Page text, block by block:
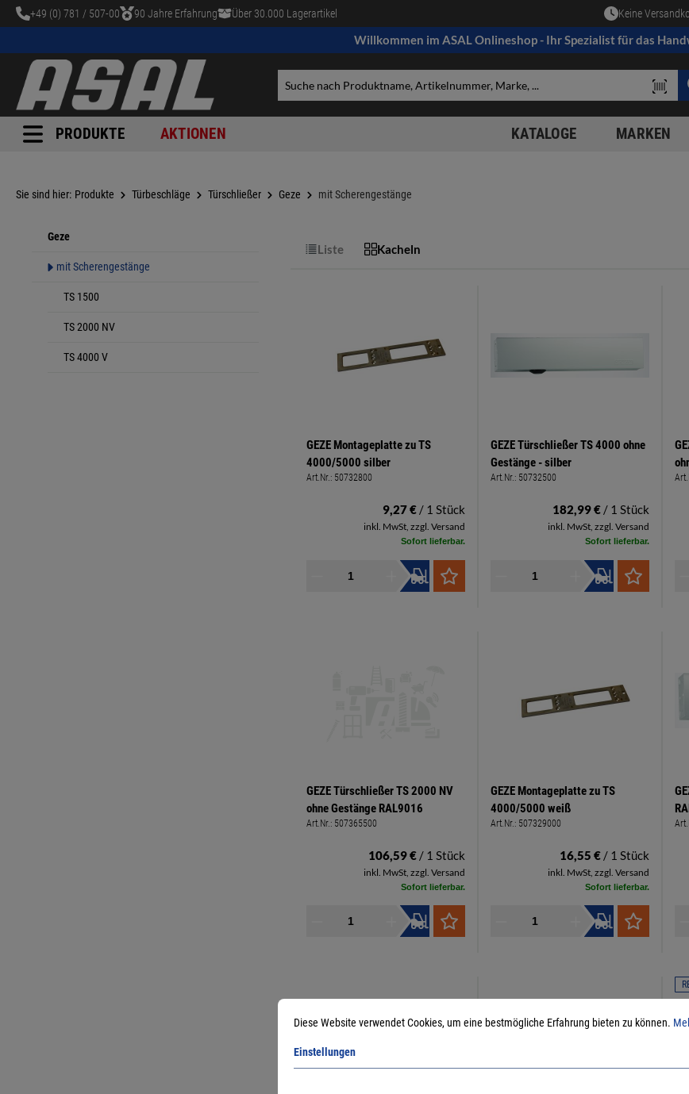
springen
+49 (0) 781 / 507-00 90 Jahre Erfahrung Über 30.000 Lagerartikel Keine
Willkommen im ASAL Onlineshop - Ihr Spezialist für das
PRODUKTE AKTIONEN KATALOGE MARKEN
Sie sind hier: Produkte Türbeschläge Türschließer Geze mit Scherengestänge
Geze
mit Scherengestänge
TS 1500
TS 2000 NV
TS 4000 V
Liste Kacheln
GEZE Montageplatte zu TS
4000/5000 silber
Art.Nr.: 50732800
9,27 € / 1 Stück
inkl. MwSt, zzgl. Versand
Sofort lieferbar.
GEZE Türschließer TS 4000 ohne
Gestänge - silber
Art.Nr.: 50732500
182,99 € / 1 Stück
inkl. MwSt, zzgl. Versand
Sofort lieferbar.
GEZE Türschließer TS 2000 NV
ohne Gestänge RAL9016
Art.Nr.: 507365500
106,59 € / 1 Stück
inkl. MwSt, zzgl. Versand
Sofort lieferbar.
GEZE Montageplatte zu TS
4000/5000 weiß
Art.Nr.: 507329000
16,55 € / 1 Stück
inkl. MwSt, zzgl. Versand
Sofort lieferbar.
Diese Website verwendet Cookies, um eine bestmögliche Erfahrung bieten zu können.
Einstellungen